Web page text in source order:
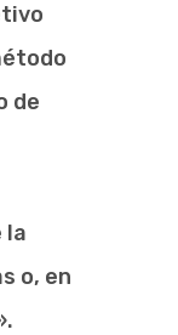
de
la
o, en